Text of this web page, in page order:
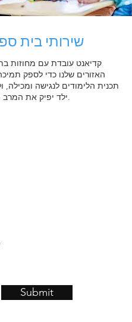
שירותי בית
קדיאנט עובדת עם מחוזות
האזורים שלנו כדי לספק
תכנית הלימודים לנגישה ומכילה,
ילד יפיק את המרב מהחינוך שלו.
Submit